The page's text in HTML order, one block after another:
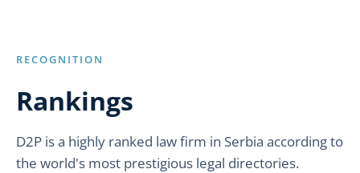
RECOGNITION
Rankings
D2P is a highly ranked law firm in Serbia according to
the world's most prestigious legal directories.